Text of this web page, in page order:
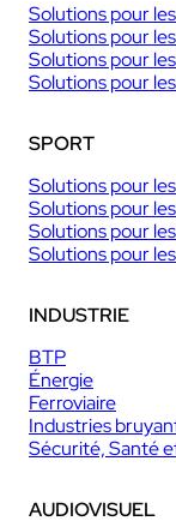
Solutions pour
Solutions pour
Solutions pour
Solutions pour
SPORT
Solutions pour
Solutions pour
Solutions pour
Solutions pour
INDUSTRIE
BTP
Énergie
Ferroviaire
Industries
Sécurité, Santé
AUDIOVISUEL